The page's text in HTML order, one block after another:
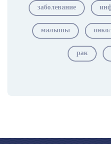
заболевание
малышы
рак